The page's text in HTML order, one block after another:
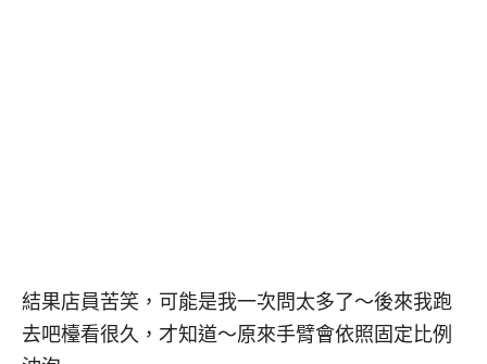
結果店員苦笑，可能是我一次問太多了～後來我跑
去吧檯看很久，才知道～原來手臂會依照固定比例